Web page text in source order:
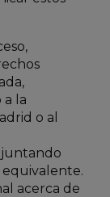
la
o al
acerca de